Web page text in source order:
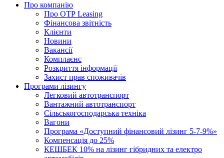
Про компанію
Про ОТР Leasing
Фінансова звітність
Клієнти
Новини
Вакансії
Комплаєнс
Розкриття інформації
Захист прав споживачів
Програми лізингу
Легковий автотранспорт
Вантажний автотранспорт
Cільськогосподарська техніка
Вагони
Програма «Доступний фінансовий лізинг 5-7-9%»
Компенсація до 25%
КЕШБЕК 10% на лізинг гібридних та електро